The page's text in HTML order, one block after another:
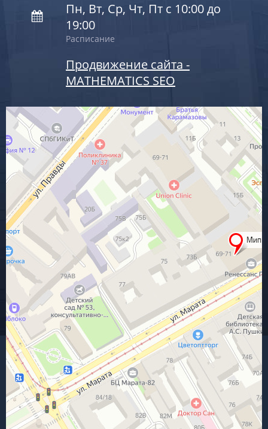
Пн, Вт, Ср, Чт, Пт с 10:00 до
19:00
Расписание
Продвижение сайта -
MATHEMATICS SEO